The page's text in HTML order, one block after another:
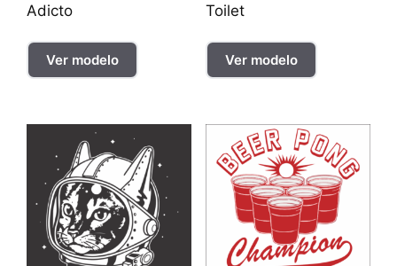
Adicto
Ver modelo
Toilet
Ver modelo